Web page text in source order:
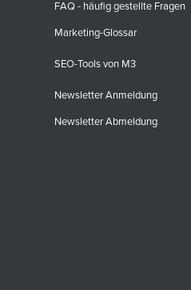
FAQ - häufig gestellte Fragen
Marketing-Glossar
SEO-Tools von M3
Newsletter Anmeldung
Newsletter Abmeldung